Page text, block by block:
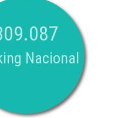
Nacional